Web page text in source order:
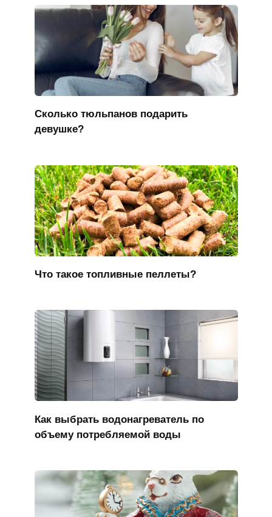
Сколько тюльпанов подарить
девушке?
Что такое топливные пеллеты?
Как выбрать водонагреватель по
объему потребляемой воды